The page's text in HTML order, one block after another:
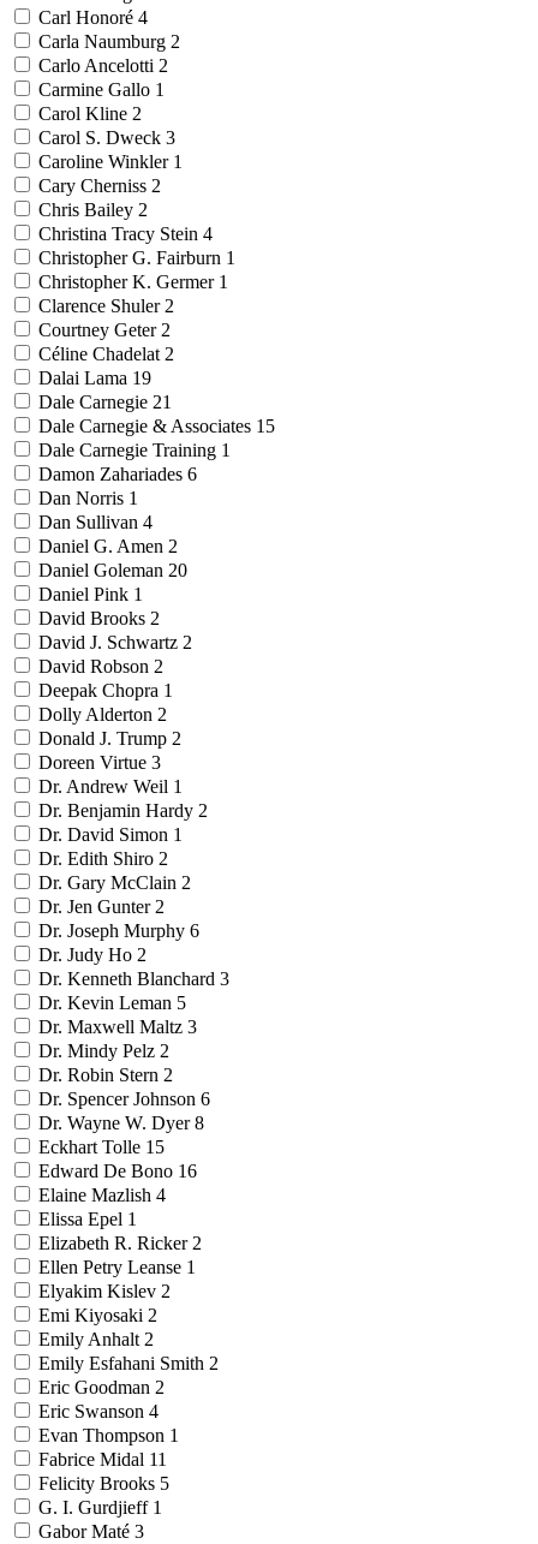
Carl Honoré 4
Carla Naumburg 2
Carlo Ancelotti 2
Carmine Gallo 1
Carol Kline 2
Carol S. Dweck 3
Caroline Winkler 1
Cary Cherniss 2
Chris Bailey 2
Christina Tracy Stein 4
Christopher G. Fairburn 1
Christopher K. Germer 1
Clarence Shuler 2
Courtney Geter 2
Céline Chadelat 2
Dalai Lama 19
Dale Carnegie 21
Dale Carnegie & Associates 15
Dale Carnegie Training 1
Damon Zahariades 6
Dan Norris 1
Dan Sullivan 4
Daniel G. Amen 2
Daniel Goleman 20
Daniel Pink 1
David Brooks 2
David J. Schwartz 2
David Robson 2
Deepak Chopra 1
Dolly Alderton 2
Donald J. Trump 2
Doreen Virtue 3
Dr. Andrew Weil 1
Dr. Benjamin Hardy 2
Dr. David Simon 1
Dr. Edith Shiro 2
Dr. Gary McClain 2
Dr. Jen Gunter 2
Dr. Joseph Murphy 6
Dr. Judy Ho 2
Dr. Kenneth Blanchard 3
Dr. Kevin Leman 5
Dr. Maxwell Maltz 3
Dr. Mindy Pelz 2
Dr. Robin Stern 2
Dr. Spencer Johnson 6
Dr. Wayne W. Dyer8
Eckhart Tolle 15
Edward De Bono 16
Elaine Mazlish 4
Elissa Epel 1
Elizabeth R. Ricker 2
Ellen Petry Leanse 1
Elyakim Kislev 2
Emi Kiyosaki 2
Emily Anhalt 2
Emily Esfahani Smith 2
Eric Goodman 2
Eric Swanson 4
Evan Thompson 1
Fabrice Midal 11
Felicity Brooks 5
G. I. Gurdjieff 1
Gabor Maté 3